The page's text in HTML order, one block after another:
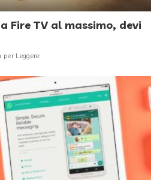
Fire TV al massimo, devi
per Leggere